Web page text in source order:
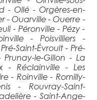
- Ollé - Orgères-en-
- Ouarville - Ouerre -
- Péronville - Pézy -
- Poisvilliers -
Saint-Évroult - Pré-
le-Gillon - La
- Réclainville - Les
- Roinville - Romilly-
- Rouvray-Saint-
- Saint-Ange-